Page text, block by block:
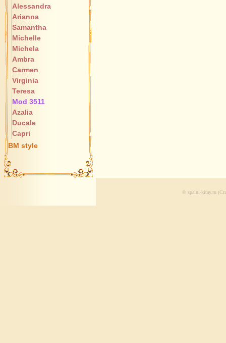
Alessandra
Arianna
Samantha
Michelle
Michela
Ambra
Carmen
Virginia
Teresa
Mod 3511
Azalia
Ducale
Capri
BM style
© spalni-kitay.ru